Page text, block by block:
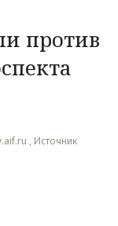
против
, Источник